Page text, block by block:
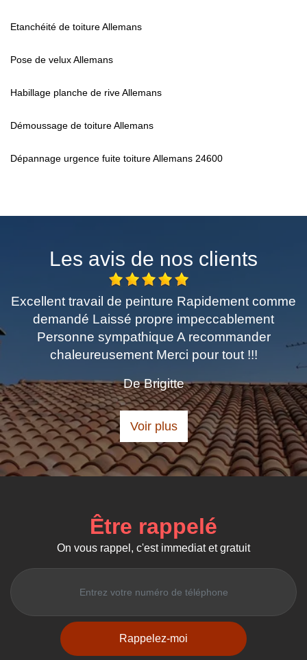
Etanchéité de toiture Allemans
Pose de velux Allemans
Habillage planche de rive Allemans
Démoussage de toiture Allemans
Dépannage urgence fuite toiture Allemans 24600
Les avis de nos clients
travail de peinture Rapidement comme
demandé Laissé propre impeccablement
Personne sympathique A recommander
chaleureusement Merci pour tout !!!
De Brigitte
Voir plus
Être rappelé
On vous rappel, c'est immediat et gratuit